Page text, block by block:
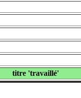
titre 'travaillé'